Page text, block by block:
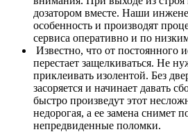
дозатором вместе. Наши
особенность и производят
сервиса оперативно и по
Известно, что от постоянного
перестает защелкиваться. Не
приклеивать изолентой. Без
засоряется и начинает давать
быстро произведут этот
недорогая, а ее замена снимет
непредвиденные поломки.